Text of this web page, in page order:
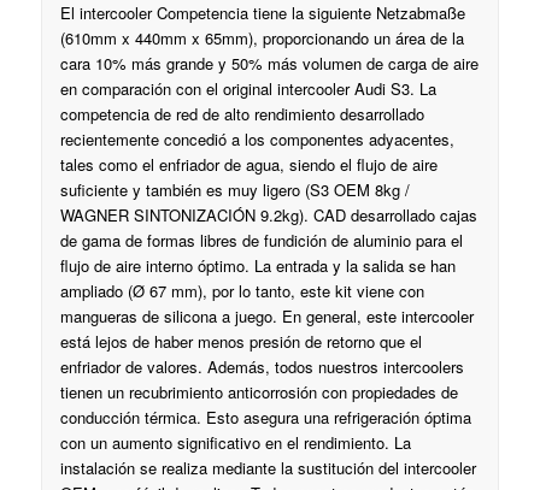
El intercooler Competencia tiene la siguiente Netzabmaße
(610mm x 440mm x 65mm), proporcionando un área de la
cara 10% más grande y 50% más volumen de carga de aire
en comparación con el original intercooler Audi S3. La
competencia de red de alto rendimiento desarrollado
recientemente concedió a los componentes adyacentes,
tales como el enfriador de agua, siendo el flujo de aire
suficiente y también es muy ligero (S3 OEM 8kg /
WAGNER SINTONIZACIÓN 9.2kg). CAD desarrollado cajas
de gama de formas libres de fundición de aluminio para el
flujo de aire interno óptimo. La entrada y la salida se han
ampliado (Ø 67 mm), por lo tanto, este kit viene con
mangueras de silicona a juego. En general, este intercooler
está lejos de haber menos presión de retorno que el
enfriador de valores. Además, todos nuestros intercoolers
tienen un recubrimiento anticorrosión con propiedades de
conducción térmica. Esto asegura una refrigeración óptima
con un aumento significativo en el rendimiento. La
instalación se realiza mediante la sustitución del intercooler